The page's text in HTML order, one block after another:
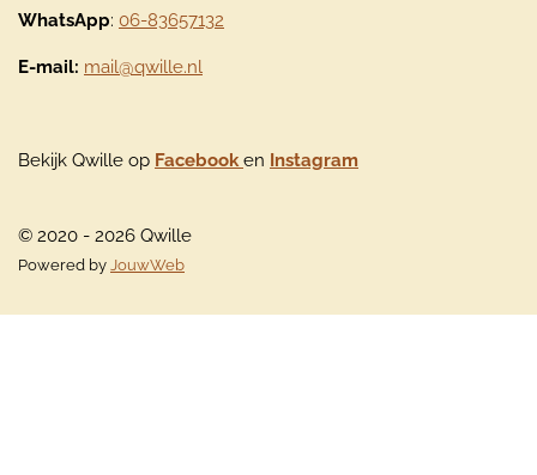
WhatsApp: 06-83657132
E-mail: mail@qwille.nl
Bekijk Qwille op Facebook en Instagram
© 2020 - 2026 Qwille
Powered by JouwWeb